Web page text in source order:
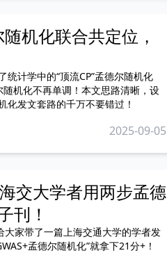
机化联合共定位，
计学中的“顶流CP”孟德尔随机化
机化不再单调！本文思路清晰，设
化发文套路的千万不要错过！
2025-09-05
交大学者用两步孟德
刊！
大家带了一篇上海交通大学的学者发
孟德尔随机化”就拿下21分+！